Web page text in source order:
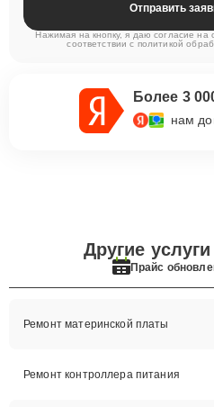
Отправить
Нажимая на кнопку, я даю согласие на
соответствии с политикой
Более 3
нам
Другие
Прайс
Ремонт материнской платы
Ремонт контроллера питания